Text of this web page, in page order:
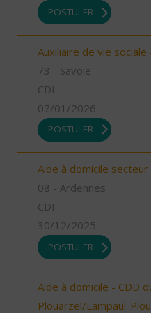
POSTULER
Auxiliaire de vie
73 - Savoie
CDI
07/01/2026
POSTULER
Aide à domicile
08 - Ardennes
CDI
30/12/2025
POSTULER
Aide à domicile - CDD
Plouarzel/Lampaul-